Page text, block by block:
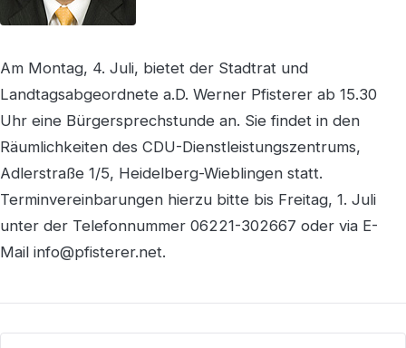
Am Montag, 4. Juli, bietet der Stadtrat und
Landtagsabgeordnete a.D. Werner Pfisterer ab 15.30
Uhr eine Bürgersprechstunde an. Sie findet in den
Räumlichkeiten des CDU-Dienstleistungszentrums,
Adlerstraße 1/5, Heidelberg-Wieblingen statt.
Terminvereinbarungen hierzu bitte bis Freitag, 1. Juli
unter der Telefonnummer 06221-302667 oder via E-
Mail info@pfisterer.net.